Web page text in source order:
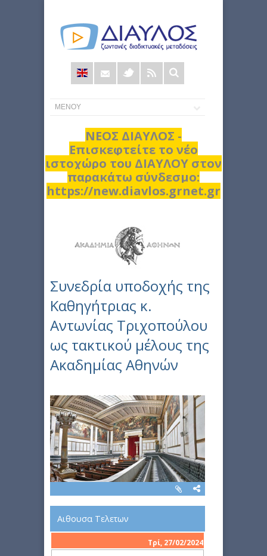
Φόρμα
αναζήτησης
ΝΕΟΣ ΔΙΑΥΛΟΣ -
Επισκεφτείτε το νέο
ιστοχώρο του ΔΙΑΥΛΟΥ στον
παρακάτω σύνδεσμο:
https://new.diavlos.grnet.gr
Συνεδρία υποδοχής της
Καθηγήτριας κ.
Αντωνίας Τριχοπούλου
ως τακτικού μέλους της
Ακαδημίας Αθηνών
Αιθουσα Τελετων
Τρί, 27/02/2024